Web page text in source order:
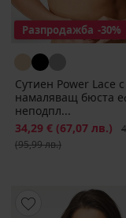
Разпродажба -30%
Сутиен Power Lace с
намаляващ бюста
неподпл...
Намаление
34,29 € (67,07 лв.)
(95,99 лв.)